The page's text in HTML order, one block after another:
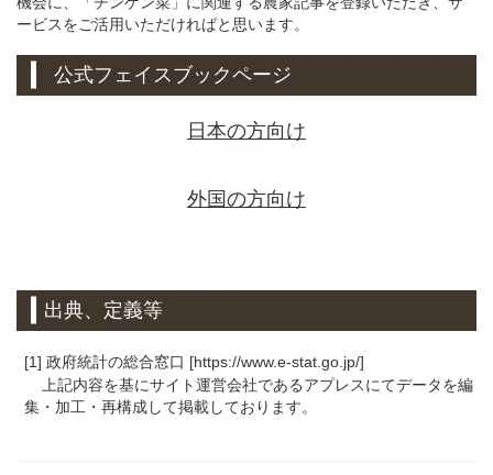
ービスをご活用いただければと思います。
公式フェイスブックページ
日本の方向け
外国の方向け
出典、定義等
[1] 政府統計の総合窓口 [https://www.e-stat.go.jp/]
上記内容を基にサイト運営会社であるアプレスにてデータを編
集・加工・再構成して掲載しております。